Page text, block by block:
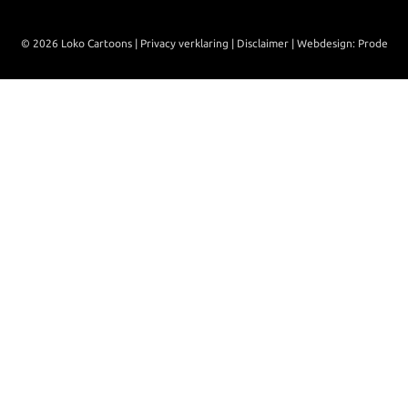
© 2026 Loko Cartoons | Privacy verklaring | Disclaimer| Webdesign: Prode